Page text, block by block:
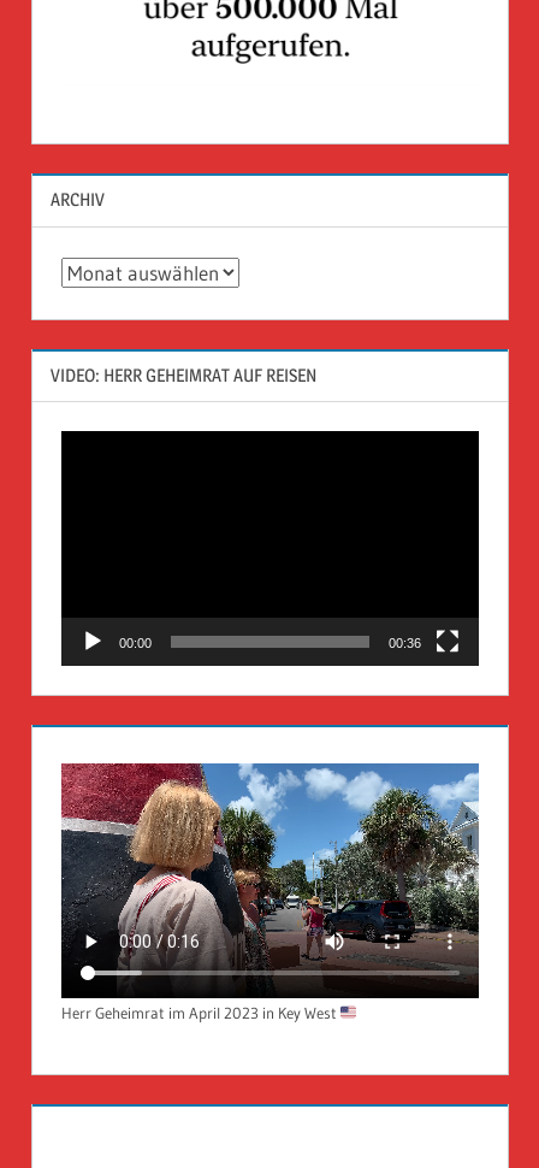
ARCHIV
Archiv
VIDEO: HERR GEHEIMRAT AUF REISEN
00:00 00:36
Herr Geheimrat im April 2023 in Key West